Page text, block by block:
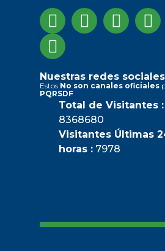
Nuestras redes
Estos No son canales oficiales
PQRSDF
Total de Visitantes :
8368680
Visitantes Últimas
horas : 7978